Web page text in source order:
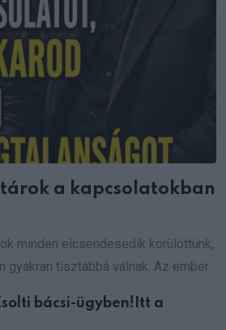
a kapcsolatokban
minden elcsendesedik körülöttünk,
gyakran tisztábbá válnak. Az ember
bácsi-ügyben!Itt a